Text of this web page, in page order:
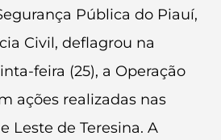
Pública do Piauí,
Civil, deflagrou na
feira (25), a Operação
ações realizadas nas
Leste de Teresina. A